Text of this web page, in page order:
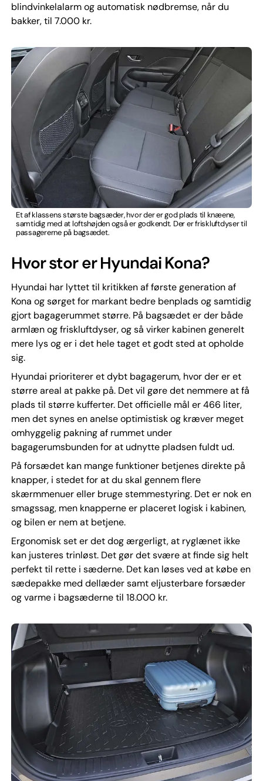
blindvinkelalarm og automatisk nødbremse, når du
bakker, til 7.000 kr.
Et af klassens største bagsæder, hvor der er god plads til knæene,
samtidig med at loftshøjden også er godkendt. Der er friskluftdyser til
passagererne på bagsædet.
Hvor stor er Hyundai Kona?
Hyundai har lyttet til kritikken af første generation af
Kona og sørget for markant bedre benplads og samtidig
gjort bagagerummet større. På bagsædet er der både
armlæn og friskluftdyser, og så virker kabinen generelt
mere lys og er i det hele taget et godt sted at opholde
sig.
Hyundai prioriterer et dybt bagagerum, hvor der er et
større areal at pakke på. Det vil gøre det nemmere at få
plads til større kufferter. Det officielle mål er 466 liter,
men det synes en anelse optimistisk og kræver meget
omhyggelig pakning af rummet under
bagagerumsbunden for at udnytte pladsen fuldt ud.
På forsædet kan mange funktioner betjenes direkte på
knapper, i stedet for at du skal gennem flere
skærmmenuer eller bruge stemmestyring. Det er nok en
smagssag, men knapperne er placeret logisk i kabinen,
og bilen er nem at betjene.
Ergonomisk set er det dog ærgerligt, at ryglænet ikke
kan justeres trinløst. Det gør det svære at finde sig helt
perfekt til rette i sæderne. Det kan løses ved at købe en
sædepakke med dellæder samt eljusterbare forsæder
og varme i bagsæderne til 18.000 kr.